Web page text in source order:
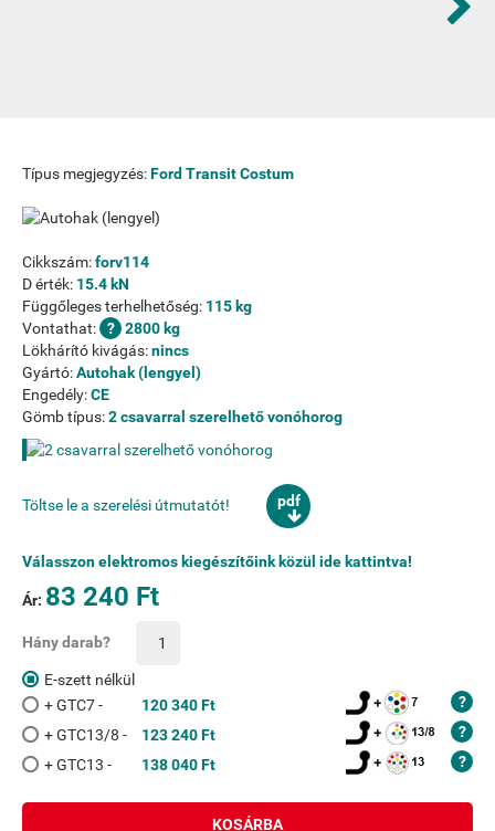
Típus megjegyzés:Ford Transit Costum
Cikkszám:forv114
D érték: 15.4 kN
Függőleges terhelhetőség: 115 kg
Vontathat:
2800 kg
Lökhárító kivágás:nincs
Gyártó:Autohak (lengyel)
Engedély:CE
Gömb típus:2 csavarral szerelhető vonóhorog
Töltse le a szerelési útmutatót! pdf
Válasszon elektromos kiegészítőink közül ide kattintva!
Ár: 83 240 Ft
Hány darab?
E-szett nélkül
+ GTC7 -
120 340 Ft
+ GTC13/8 -
123 240 Ft
+ GTC13 -
138 040 Ft
KOSÁRBA